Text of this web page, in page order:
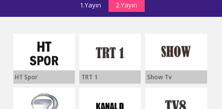
1.Yayın 2.Yayın
HT Spor TRT 1 Show Tv